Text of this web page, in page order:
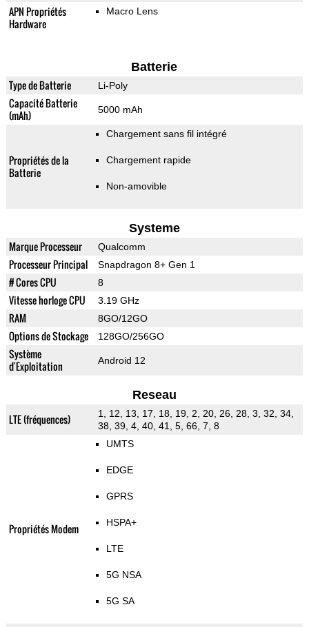
APN Propriétés
Hardware
Macro Lens
Batterie
Type de Batterie Li-Poly
Capacité Batterie
(mAh)
5000 mAh
Propriétés de la
Batterie
Chargement sans fil intégré
Chargement rapide
Non-amovible
Systeme
Marque Processeur Qualcomm
Processeur Principal Snapdragon 8+ Gen 1
# Cores CPU 8
Vitesse horloge CPU 3.19 GHz
RAM 8GO/12GO
Options de Stockage 128GO/256GO
Système
d'Exploitation
Android 12
Reseau
LTE (fréquences)
1, 12, 13, 17, 18, 19, 2, 20, 26, 28, 3, 32, 34,
38, 39, 4, 40, 41, 5, 66, 7, 8
Propriétés Modem
UMTS
EDGE
GPRS
HSPA+
LTE
5G NSA
5G SA